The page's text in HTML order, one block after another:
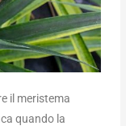
il meristema
quando la